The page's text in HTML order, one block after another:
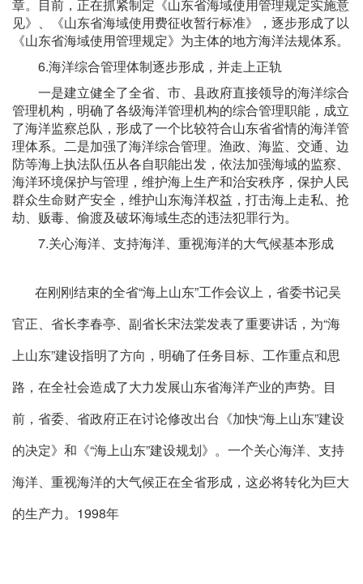
章。目前，正在抓紧制定《山东省海域使用管理规定实施意
见》、《山东省海域使用费征收暂行标准》，逐步形成了以
《山东省海域使用管理规定》为主体的地方海洋法规体系。
6.海洋综合管理体制逐步形成，并走上正轨
一是建立健全了全省、市、县政府直接领导的海洋综合
管理机构，明确了各级海洋管理机构的综合管理职能，成立
了海洋监察总队，形成了一个比较符合山东省省情的海洋管
理体系。二是加强了海洋综合管理。渔政、海监、交通、边
防等海上执法队伍从各自职能出发，依法加强海域的监察、
海洋环境保护与管理，维护海上生产和治安秩序，保护人民
群众生命财产安全，维护山东海洋权益，打击海上走私、抢
劫、贩毒、偷渡及破坏海域生态的违法犯罪行为。
7.关心海洋、支持海洋、重视海洋的大气候基本形成
在刚刚结束的全省“海上山东”工作会议上，省委书记吴
官正、省长李春亭、副省长宋法棠发表了重要讲话，为“海
上山东”建设指明了方向，明确了任务目标、工作重点和思
路，在全社会造成了大力发展山东省海洋产业的声势。目
前，省委、省政府正在讨论修改出台《加快“海上山东”建设
的决定》和《“海上山东”建设规划》。一个关心海洋、支持
海洋、重视海洋的大气候正在全省形成，这必将转化为巨大
的生产力。1998年